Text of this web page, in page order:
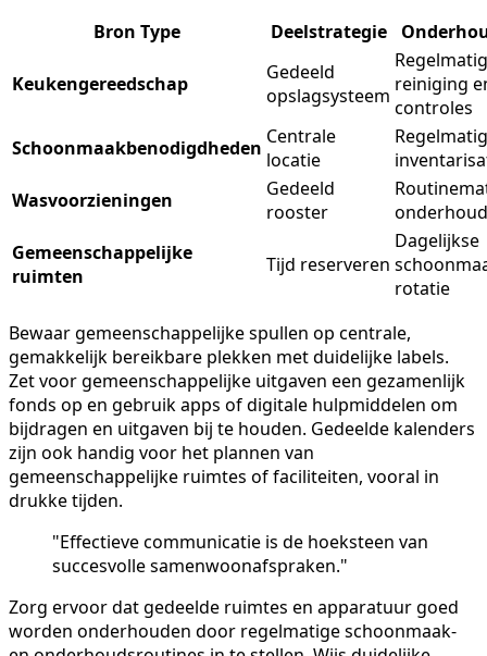
Bron Type
Deelstrategie
Keukengereedschap
Gedeeld
opslagsysteem reiniging
controles
Schoonmaakbenodigdheden Centrale
locatie
Wasvoorzieningen
Gedeeld
rooster
onderhoud
Gemeenschappelijke
ruimten
Tijd reserveren
Dagelijkse
rotatie
Bewaar gemeenschappelijke spullen op centrale,
gemakkelijk bereikbare plekken met duidelijke labels.
Zet voor gemeenschappelijke uitgaven een gezamenlijk
fonds op en gebruik apps of digitale hulpmiddelen om
bijdragen en uitgaven bij te houden. Gedeelde kalenders
zijn ook handig voor het plannen van
gemeenschappelijke ruimtes of faciliteiten, vooral in
drukke tijden.
"Effectieve communicatie is de hoeksteen van
succesvolle samenwoonafspraken."
Zorg ervoor dat gedeelde ruimtes en apparatuur goed
worden onderhouden door regelmatige schoonmaak-